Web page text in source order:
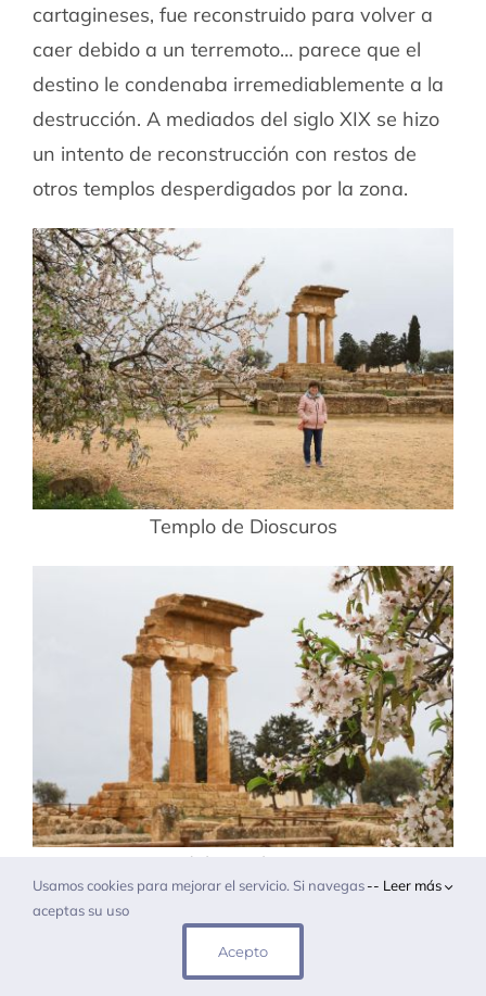
cartagineses, fue reconstruido para volver a
caer debido a un terremoto… parece que el
destino le condenaba irremediablemente a la
destrucción. A mediados del siglo XIX se hizo
un intento de reconstrucción con restos de
otros templos desperdigados por la zona.
Templo de Dioscuros
Restos del templo Dioscuros
Aquí termina la vista al Valle de los Templos,
sin duda la visita estrella de Agrigento. Ahora
Usamos cookies para mejorar el servicio. Si navegas
aceptas su uso
-- Leer más
Acepto